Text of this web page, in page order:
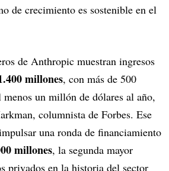
de crecimiento es sostenible en el
de Anthropic muestran ingresos
millones, con más de 500
menos un millón de dólares al año,
columnista de Forbes. Ese
una ronda de financiamiento
millones, la segunda mayor
privados en la historia del sector